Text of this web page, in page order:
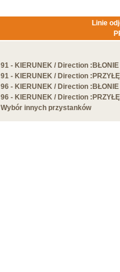
Linie
91 - KIERUNEK / Direction :BŁONIE
91 - KIERUNEK / Direction
96 - KIERUNEK / Direction :BŁONIE
96 - KIERUNEK / Direction
Wybór innych przystanków